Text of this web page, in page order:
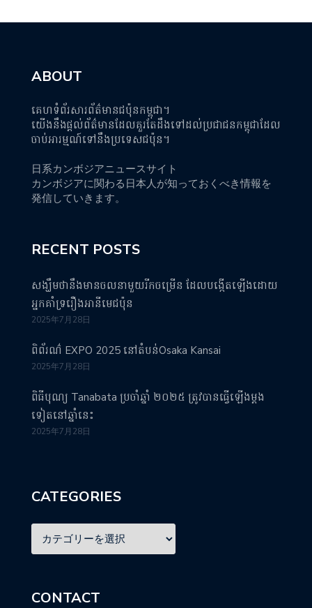
ABOUT
គេហទំព័រសារព័ត៌មានជប៉ុនកម្ពុជា។
យើងនឹងផ្តល់ព័ត៌មានដែលគួរតែដឹងទៅដល់ប្រជាជនកម្ពុជាដែល
ចាប់អារម្មណ៍ទៅនឹងប្រទេសជប៉ុន។
日系カンボジアニュースサイト
カンボジアに関わる日本人が知っておくべき情報を
発信していきます。
RECENT POSTS
សង្ឃឹមថានឹងមានចលនាមួយរីកចម្រើន ដែលបង្កើតឡើងដោយ
អ្នកគាំទ្ររឿងអានីមេជប៉ុន
2025年7月28日
ពិព័រណ៌ EXPO 2025 នៅតំបន់Osaka Kansai
2025年7月28日
ពិធីបុណ្យ Tanabata ប្រចាំឆ្នាំ ២០២៥ ត្រូវបានធ្វើឡើងម្តង
ទៀតនៅឆ្នាំនេះ
2025年7月28日
CATEGORIES
CONTACT